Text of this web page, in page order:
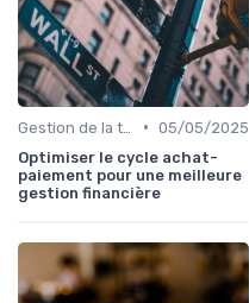
• 05/05/2025
Optimiser le cycle achat-
paiement pour une meilleure
gestion financière